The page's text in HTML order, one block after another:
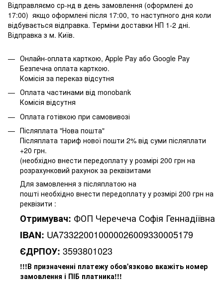
Відправляємо ср-нд в день замовлення (оформлені до
17:00) якщо оформлені після 17:00, то наступного дня коли
відбувається відправка. Терміни доставки НП 1-2 дні.
Відправка з м. Київ.
Онлайн-оплата карткою, Apple Pay або Google Pay
Безпечна оплата карткою.
Комісія за переказ відсутня
Оплата частинами від monobank
Комісія відсутня
Оплата готівкою при самовивозі
Післяплата "Нова пошта"
Післяплата тариф нової пошти 2% від суми післяплати
+20 грн.
(необхідно внести передоплату у розмірі 200 грн на
розрахунковий рахунок за реквізитами
Для замовлення з післяплатою на
пошті необхідно внести передоплату у розмірі 200 грн на
реквізити :
Отримувач: ФОП Черечеча Софія Геннадіївна
IBAN: UA733220010000026009330005179
ЄДРПОУ: 3593801023
!!!В призначенні платежу обов'язково вкажіть номер
замовлення і ПІБ платника!!!